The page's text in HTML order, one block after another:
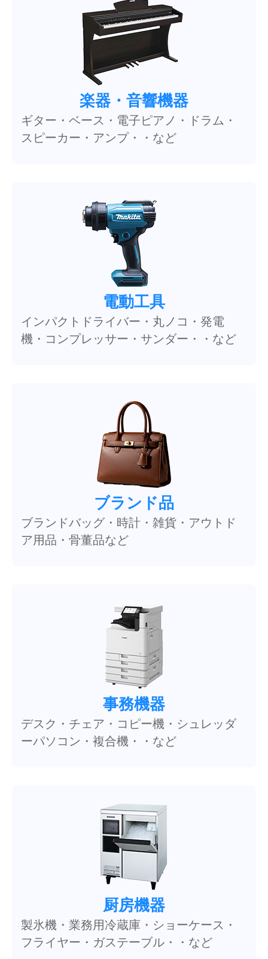
楽器・音響機器
ギター・ベース・電子ピアノ・ドラム・
スピーカー・アンプ・・など
電動工具
インパクトドライバー・丸ノコ・発電
機・コンプレッサー・サンダー・・など
ブランド品
ブランドバッグ・時計・雑貨・アウトド
ア用品・骨董品など
事務機器
デスク・チェア・コピー機・シュレッダ
ーパソコン・複合機・・など
厨房機器
製氷機・業務用冷蔵庫・ショーケース・
フライヤー・ガステーブル・・など